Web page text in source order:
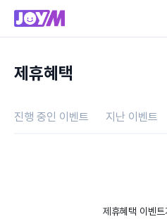
제휴혜택
진행 중인 이벤트 지난 이벤트
제휴혜택 이벤